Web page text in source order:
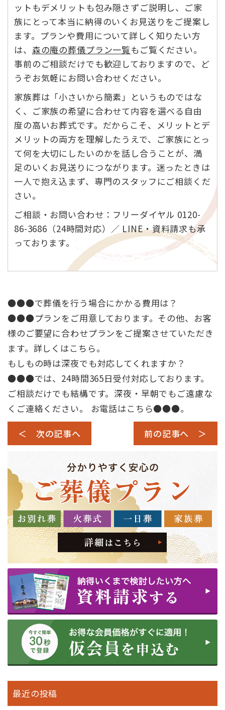
ットもデメリットも包み隠さずご説明し、ご家
族にとって本当に納得のいくお見送りをご提案し
ます。プランや費用について詳しく知りたい方
は、 森の庵の葬儀プラン一覧もご覧ください。
事前のご相談だけでも歓迎しておりますので、ど
うぞお気軽にお問い合わせください。
家族葬は「小さいから簡素」というものではな
く、ご家族の希望に合わせて内容を選べる自由
度の高いお葬式です。だからこそ、メリットとデ
メリットの両方を理解したうえで、ご家族にとっ
て何を大切にしたいのかを話し合うことが、満
足のいくお見送りにつながります。迷ったときは
一人で抱え込まず、専門のスタッフにご相談くだ
さい。
ご相談・お問い合わせ：フリーダイヤル 0120-
86-3686（24時間対応）／ LINE・資料請求も承
っております。
●●●で葬儀を行う場合にかかる費用は？
●●●プランをご用意しております。その他、お客
様のご要望に合わせプランをご提案させていただき
ます。詳しくはこちら。
もしもの時は深夜でも対応してくれますか？
●●●では、24時間365日受付対応しております。
ご相談だけでも結構です。深夜・早朝でもご遠慮な
くご連絡ください。 お電話はこちら●●●。
＜ 次の記事へ
前の記事へ ＞
最近の投稿